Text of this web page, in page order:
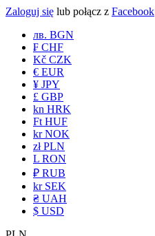
Zaloguj się lub połącz z Facebook
лв. BGN
₣ CHF
Kč CZK
€ EUR
¥ JPY
£ GBP
kn HRK
Ft HUF
kr NOK
zł PLN
L RON
₽ RUB
kr SEK
₴ UAH
$ USD